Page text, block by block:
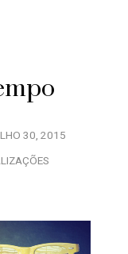
30, 2015